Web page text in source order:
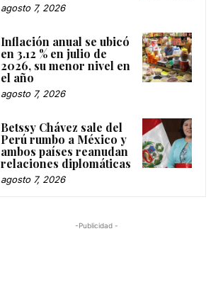
agosto 7, 2026
Inflación anual se ubicó
en 3.12 % en julio de
2026, su menor nivel en
el año
agosto 7, 2026
Betssy Chávez sale del
Perú rumbo a México y
ambos países reanudan
relaciones diplomáticas
agosto 7, 2026
-Publicidad -